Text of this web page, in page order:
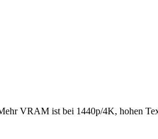
VRAM ist bei 1440p/4K, hohen